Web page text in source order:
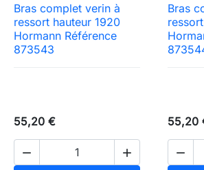
Bras complet verin à
ressort hauteur 1920
Hormann Référence
873543
55,20 €
 
Bras
55,20
